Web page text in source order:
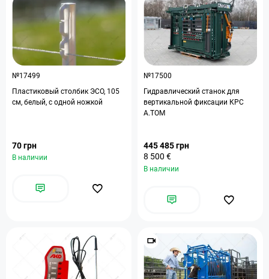
№17499
Пластиковый столбик ЭСО, 105
см, белый, с одной ножкой
70 грн
В наличии
№17500
Гидравлический станок для
вертикальной фиксации КРС
A.TOM
445 485 грн
8 500 €
В наличии